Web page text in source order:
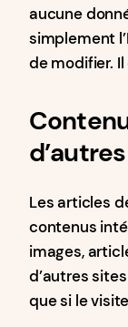
aucune
simplement
de modifier. Il
Les articles
contenus
images,
d’autres
que si le